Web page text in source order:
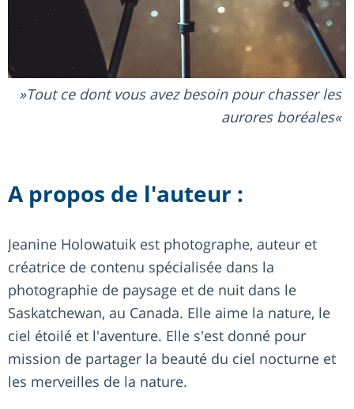
Tout ce dont vous avez besoin pour chasser les
aurores boréales
A propos de l'auteur :
Jeanine Holowatuik est photographe, auteur et
créatrice de contenu spécialisée dans la
photographie de paysage et de nuit dans le
Saskatchewan, au Canada. Elle aime la nature, le
ciel étoilé et l'aventure. Elle s'est donné pour
mission de partager la beauté du ciel nocturne et
les merveilles de la nature.